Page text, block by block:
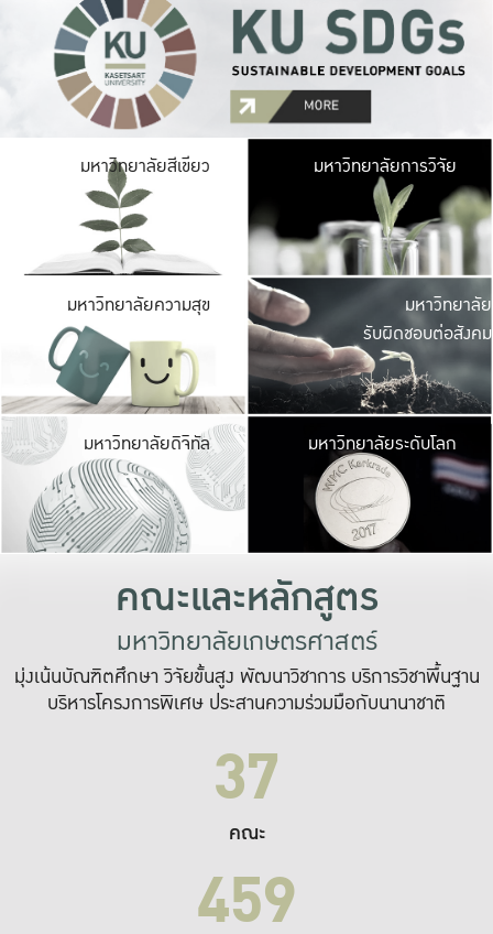
มหาวิทยาลัยสีเขียว มหาวิ
มีพื้นที่เขียวสดใส
เป็นป่าในเมือง เกษต
มหาวิทยาลัยการวิจัย
มหาวิทยาลัยความสุข มหาวิ
ค
เปิดประ
และพบเรื่องราวใ
มหาวิทยาลัย
รับผิดชอบต่อสังคม
มหาวิทยาลัยดิจิทัล มหาวิ
เปลี่ยนแปลง แล
เพื่อทำง
ระบบสารสนเทศ
มหาวิทยาลัยระดับโลก
คณะและหลักสูตร
มหาวิทยาลัยเกษตรศาสตร์
มุ่งเน้นบัณฑิตศึกษา วิจัยขั้นสูง พัฒนาวิชาการ บริการวิชาพื้นฐาน
บริหารโครงการพิเศษ ประสานความร่วมมือกับนานาชาติ
37
คณะ
459